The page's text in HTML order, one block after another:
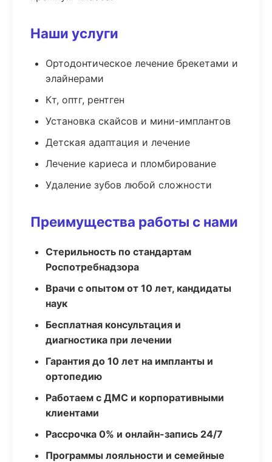
Наши услуги
Ортодонтическое лечение брекетами и
элайнерами
Кт, оптг, рентген
Установка скайсов и мини-имплантов
Детская адаптация и лечение
Лечение кариеса и пломбирование
Удаление зубов любой сложности
Преимущества работы с нами
Стерильность по стандартам
Роспотребнадзора
Врачи с опытом от 10 лет, кандидаты
наук
Бесплатная консультация и
диагностика при лечении
Гарантия до 10 лет на импланты и
ортопедию
Работаем с ДМС и корпоративными
клиентами
Рассрочка 0% и онлайн-запись 24/7
Программы лояльности и семейные